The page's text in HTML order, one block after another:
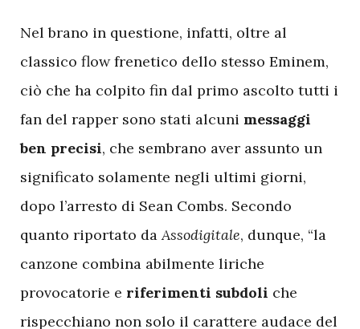
Nel brano in questione, infatti, oltre al
classico flow frenetico dello stesso Eminem,
ciò che ha colpito fin dal primo ascolto tutti i
fan del rapper sono stati alcuni messaggi
ben precisi, che sembrano aver assunto un
significato solamente negli ultimi giorni,
dopo l’arresto di Sean Combs. Secondo
quanto riportato daAssodigitale, dunque, “la
canzone combina abilmente liriche
provocatorie e riferimenti subdoli che
rispecchiano non solo il carattere audace del